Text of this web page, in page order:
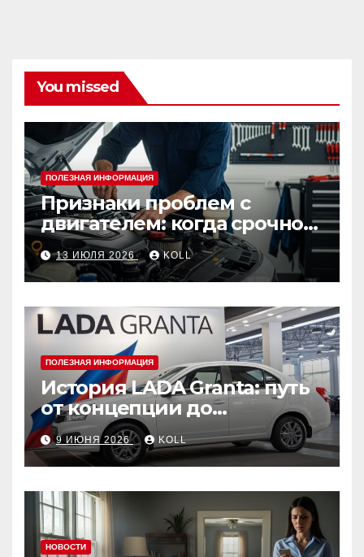
You missed
ПОЛЕЗНАЯ ИНФОРМАЦИЯ
Признаки проблем с
двигателем: когда срочно
ехать в сервис
13 ИЮЛЯ 2026 KOLL
ПОЛЕЗНАЯ ИНФОРМАЦИЯ
История LADA Granta: путь
от концепции до
популярного российского
автомобиля
9 ИЮНЯ 2026 KOLL
НОВОСТИ